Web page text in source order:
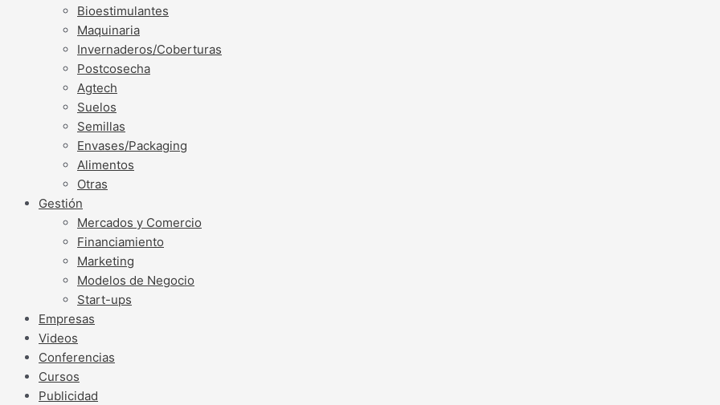
Bioestimulantes
Maquinaria
Invernaderos/Coberturas
Postcosecha
Agtech
Suelos
Semillas
Envases/Packaging
Alimentos
Otras
Gestión
Mercados y Comercio
Financiamiento
Marketing
Modelos de Negocio
Start-ups
Empresas
Videos
Conferencias
Cursos
Publicidad